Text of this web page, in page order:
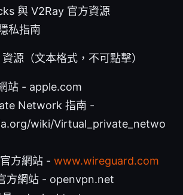
與 V2Ray 官方資源
私指南
源（文本格式，不可點擊）
站 - apple.com
Network 指南 -
wiki/Virtual_private_netwo
方網站 - www.wireguard.com
方網站 - openvpn.net